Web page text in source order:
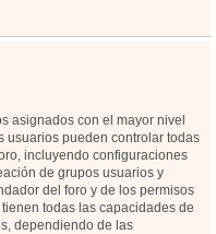
asignados con el mayor nivel
usuarios pueden controlar todas
incluyendo configuraciones
de grupos usuarios y
del foro y de los permisos
todas las capacidades de
dependiendo de las